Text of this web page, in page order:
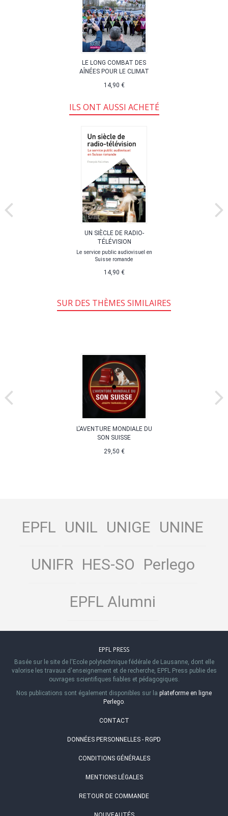
LE LONG COMBAT DES
AÎNÉES POUR LE CLIMAT
14,90 €
ILS ONT AUSSI ACHETÉ
UN SIÈCLE DE RADIO-
TÉLÉVISION
Le service public audiovisuel en
Suisse romande
14,90 €
SUR DES THÈMES SIMILAIRES
L'AVENTURE MONDIALE DU
SON SUISSE
29,50 €
EPFL UNIL UNIGE UNINE
UNIFR HES-SO Perlego
EPFL Alumni
EPFL PRESS
Basée sur le site de l'Ecole polytechnique fédérale de Lausanne, dont elle
valorise les travaux d'enseignement et de recherche, EPFL Press publie des
ouvrages scientifiques fiables et pédagogiques.
Nos publications sont également disponibles sur la plateforme en ligne
Perlego.
CONTACT
DONNÉES PERSONNELLES - RGPD
CONDITIONS GÉNÉRALES
MENTIONS LÉGALES
RETOUR DE COMMANDE